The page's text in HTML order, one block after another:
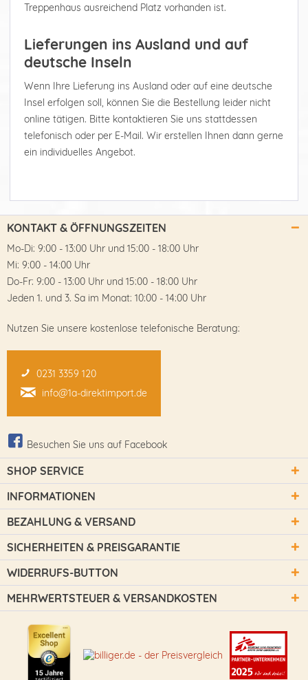
Treppenhaus ausreichend Platz vorhanden ist.
Lieferungen ins Ausland und auf
deutsche Inseln
Wenn Ihre Lieferung ins Ausland oder auf eine deutsche
Insel erfolgen soll, können Sie die Bestellung leider nicht
online tätigen. Bitte kontaktieren Sie uns stattdessen
telefonisch oder per E-Mail. Wir erstellen Ihnen dann gerne
ein individuelles Angebot.
KONTAKT & ÖFFNUNGSZEITEN
Mo-Di: 9:00 - 13:00 Uhr und 15:00 - 18:00 Uhr
Mi: 9:00 - 14:00 Uhr
Do-Fr: 9:00 - 13:00 Uhr und 15:00 - 18:00 Uhr
Jeden 1. und 3. Sa im Monat: 10:00 - 14:00 Uhr
Nutzen Sie unsere kostenlose telefonische Beratung:
0231 3359 120
info@1a-direktimport.de
Besuchen Sie uns auf Facebook
SHOP SERVICE
INFORMATIONEN
BEZAHLUNG & VERSAND
SICHERHEITEN & PREISGARANTIE
WIDERRUFS-BUTTON
MEHRWERTSTEUER & VERSANDKOSTEN